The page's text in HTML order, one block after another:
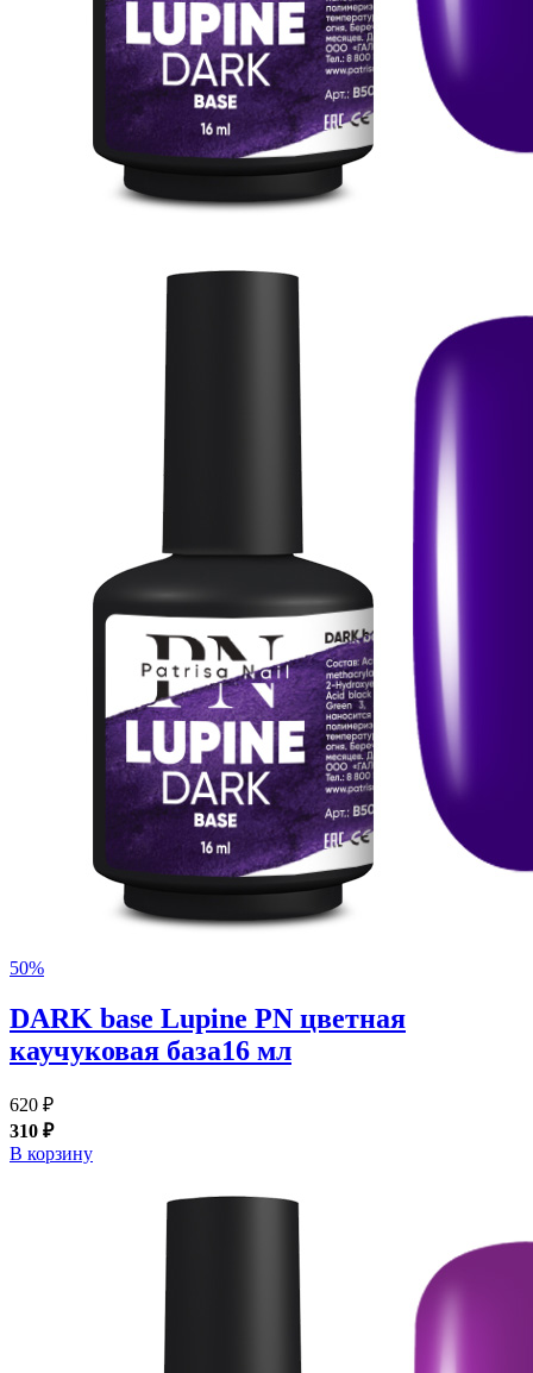
50%
DARK base Lupine PN цветная
каучуковая база16 мл
620 ₽
310 ₽
В корзину